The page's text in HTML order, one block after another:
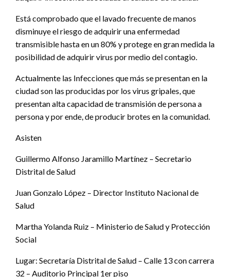
Está comprobado que el lavado frecuente de manos
disminuye el riesgo de adquirir una enfermedad
transmisible hasta en un 80% y protege en gran medida la
posibilidad de adquirir virus por medio del contagio.
Actualmente las Infecciones que más se presentan en la
ciudad son las producidas por los virus gripales, que
presentan alta capacidad de transmisión de persona a
persona y por ende, de producir brotes en la comunidad.
Asisten
Guillermo Alfonso Jaramillo Martínez – Secretario
Distrital de Salud
Juan Gonzalo López – Director Instituto Nacional de
Salud
Martha Yolanda Ruiz – Ministerio de Salud y Protección
Social
Lugar: Secretaría Distrital de Salud – Calle 13 con carrera
32 – Auditorio Principal 1er piso